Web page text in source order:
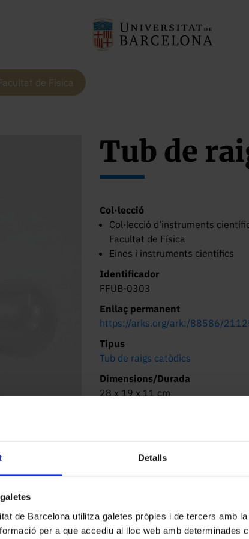
Detalls
de Barcelona utilitza galetes pròpies i de tercers amb
per a que accediu al lloc web amb determinades
de Física
Tub de
Col·lecció
Col·lecció d’instruments
Facultat de Física
Eines i instruments científics
Identificador
FFUB-0303
Enllaç permanent
https://arks.org/ark:/88586/
Tipus
Tub de raigs catòdics
Dimensions/Durada
28 x 19 x 11 cm
Facultat de Física. Martí i
08028 Barcelona
Descripció general: